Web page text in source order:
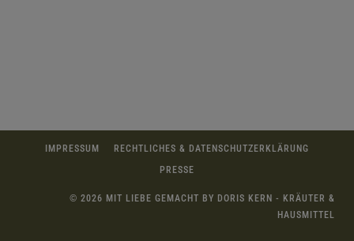
IMPRESSUM
RECHTLICHES & DATENSCHUTZERKLÄRUNG
PRESSE
© 2026 MIT LIEBE GEMACHT BY DORIS KERN - KRÄUTER &
HAUSMITTEL